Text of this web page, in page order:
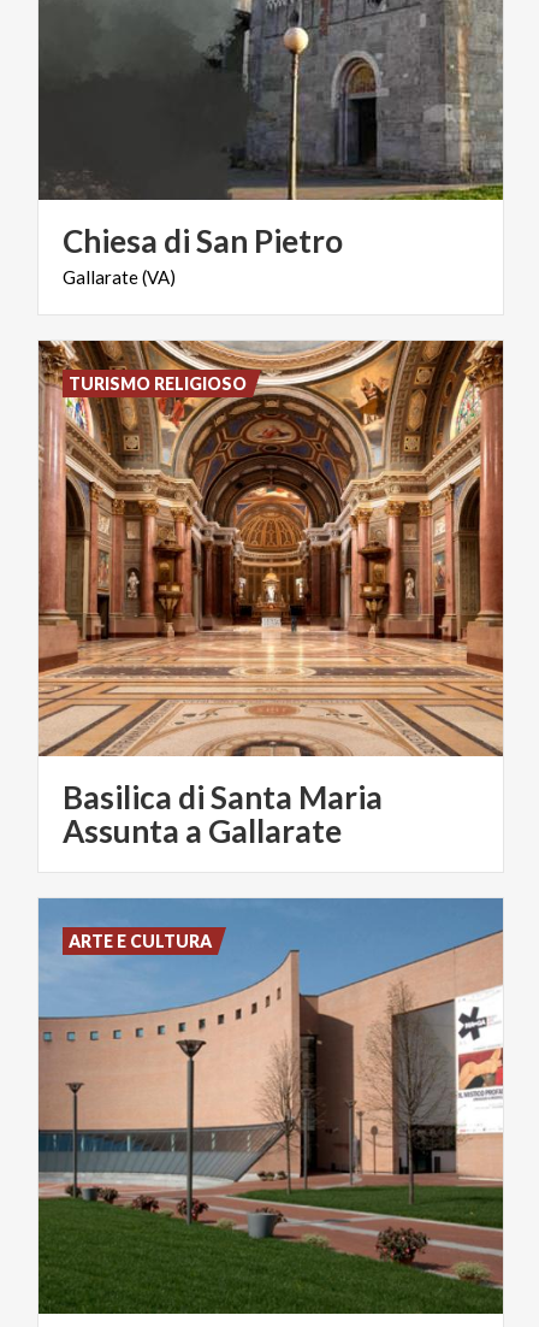
Chiesa diSan Pietro
Gallarate(VA)
Basilica di Santa Maria
Assunta a Gallarate
TURISMO RELIGIOSO
ARTE E CULTURA